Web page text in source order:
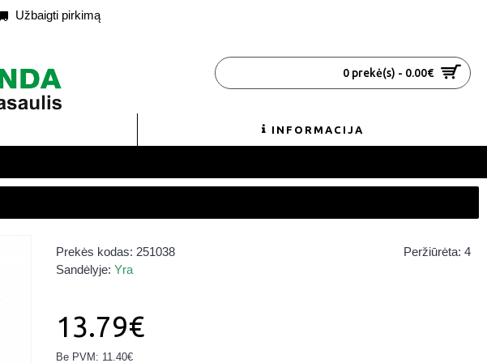
Užbaigti pirkimą
0 prekė(s) - 0.00€
INFORMACIJA
Peržiūrėta: 4
Prekės kodas: 251038
Sandėlyje: Yra
13.79€
Be PVM: 11.40€